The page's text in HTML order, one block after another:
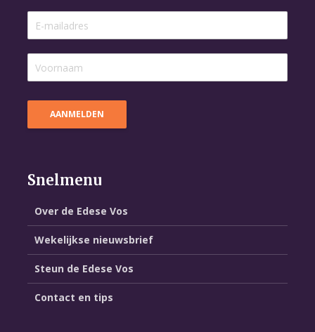
Snelmenu
Over de Edese Vos
Wekelijkse nieuwsbrief
Steun de Edese Vos
Contact en tips